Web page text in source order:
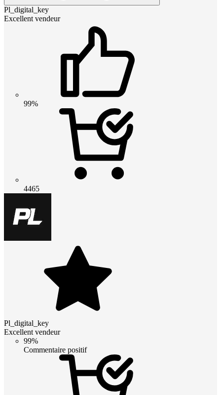
Pl_digital_key
Excellent vendeur
99%
4465
Pl_digital_key
Excellent vendeur
99%
Commentaire positif